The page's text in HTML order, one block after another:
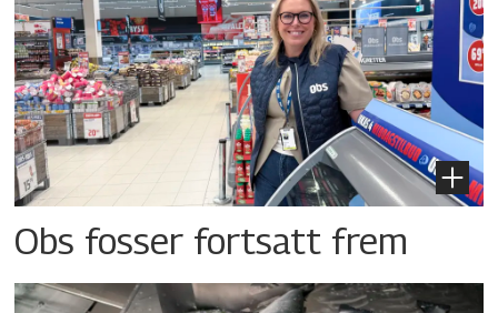
Obs fosser fortsatt frem